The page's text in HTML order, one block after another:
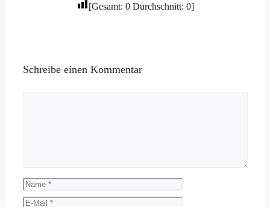
[Gesamt: 0Durchschnitt: 0]
Schreibe einen Kommentar
Name
E-